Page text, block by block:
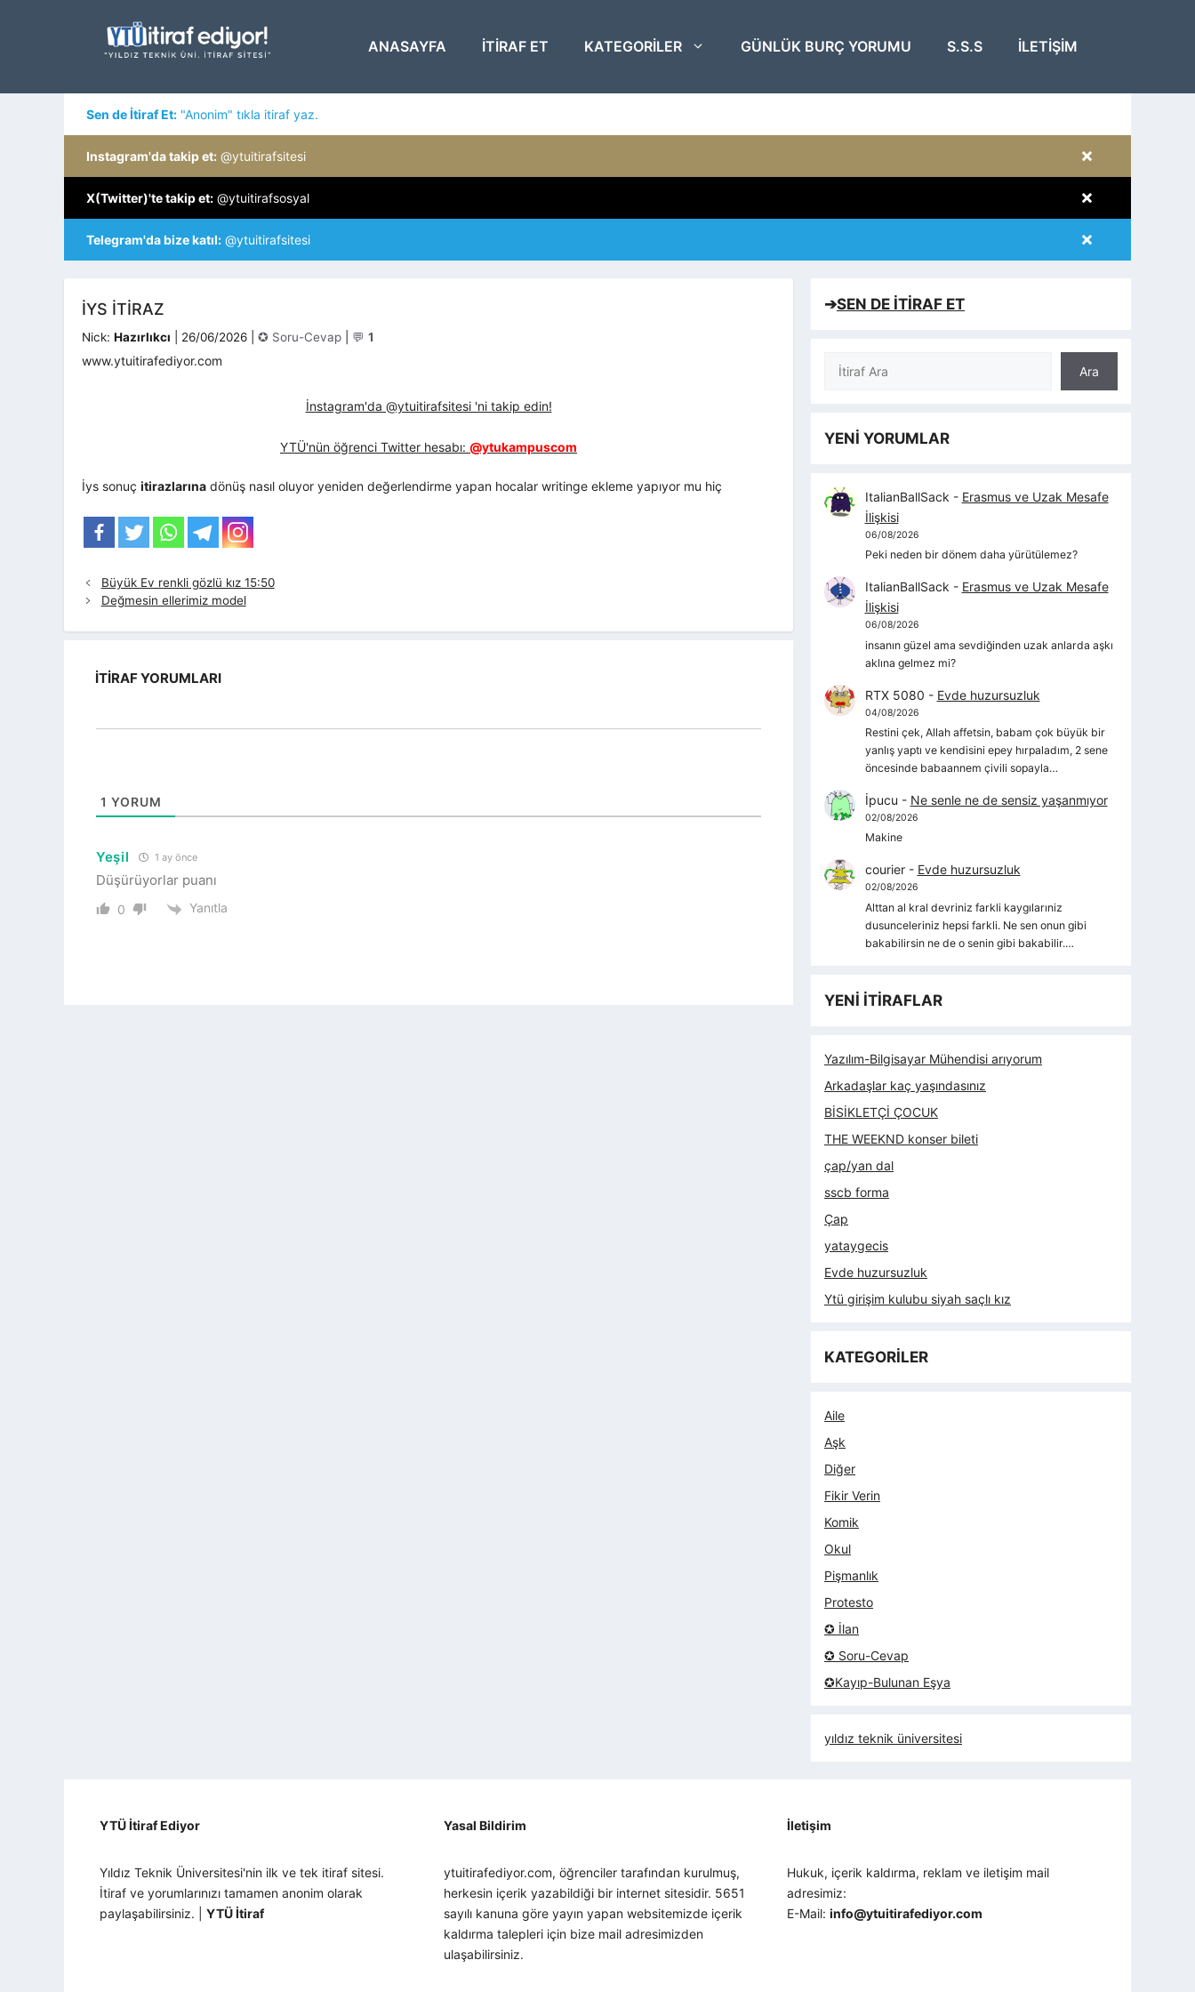
ANASAYFA ITIRAF ET KATEGORILER GÜNLÜK BURÇ YORUMU S.S.S İLETIŞIM
Sen de İtiraf Et: "Anonim" tıkla itiraf yaz.
×
Instagram'da takip et: @ytuitirafsitesi
×
X(Twitter)'te takip et: @ytuitirafsosyal
×
Telegram'da bize katıl: @ytuitirafsitesi
İYS ITIRAZ
Nick: Hazırlıkcı 26/06/2026 Kategoriler
✪ Soru-Cevap 💬 1
www.ytuitirafediyor.com
İnstagram'da @ytuitirafsitesi 'ni takip edin!
YTÜ'nün öğrenci Twitter hesabı: @ytukampuscom
İys sonuç itirazlarına dönüş nasıl oluyor yeniden değerlendirme yapan hocalar writinge ekleme yapıyor mu hiç
Büyük Ev renkli gözlü kız 15:50
Değmesin ellerimiz model
İTIRAF YORUMLARI
1 YORUM
Yeşil 1 ay önce
Düşürüyorlar puanı
0 Yanıtla
➔SEN DE İTİRAF ET
Ara
Ara
YENİ YORUMLAR
ItalianBallSack - Erasmus ve Uzak Mesafe
İlişkisi
06/08/2026
Peki neden bir dönem daha yürütülemez?
ItalianBallSack - Erasmus ve Uzak Mesafe
İlişkisi
06/08/2026
insanın güzel ama sevdiğinden uzak anlarda aşkı
aklına gelmez mi?
RTX 5080 - Evde huzursuzluk
04/08/2026
Restini çek, Allah affetsin, babam çok büyük bir
yanlış yaptı ve kendisini epey hırpaladım, 2 sene
öncesinde babaannem çivili sopayla…
İpucu - Ne senle ne de sensiz yaşanmıyor
02/08/2026
Makine
courier- Evde huzursuzluk
02/08/2026
Alttan al kral devriniz farkli kaygılarıniz
dusunceleriniz hepsi farkli. Ne sen onun gibi
bakabilirsin ne de o senin gibi bakabilir.…
YENİ İTİRAFLAR
Yazılım-Bilgisayar Mühendisi arıyorum
Arkadaşlar kaç yaşındasınız
BİSİKLETÇİ ÇOCUK
THE WEEKND konser bileti
çap/yan dal
sscb forma
Çap
yataygecis
Evde huzursuzluk
Ytü girişim kulubu siyah saçlı kız
KATEGORİLER
Aile
Aşk
Diğer
Fikir Verin
Komik
Okul
Pişmanlık
Protesto
✪ İlan
✪ Soru-Cevap
✪Kayıp-Bulunan Eşya
yıldız teknik üniversitesi
YTÜ İtiraf Ediyor
Yıldız Teknik Üniversitesi'nin ilk ve tek itiraf sitesi.
İtiraf ve yorumlarınızı tamamen anonim olarak
paylaşabilirsiniz. | YTÜ İtiraf
Yasal Bildirim
ytuitirafediyor.com, öğrenciler tarafından kurulmuş,
herkesin içerik yazabildiği bir internet sitesidir. 5651
sayılı kanuna göre yayın yapan websitemizde içerik
kaldırma talepleri için bize mail adresimizden
ulaşabilirsiniz.
İletişim
Hukuk, içerik kaldırma, reklam ve iletişim mail
adresimiz:
E-Mail:info@ytuitirafediyor.com